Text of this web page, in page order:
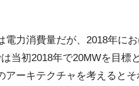
力消費量だが、2018年に
当初2018年で20MWを目標
アーキテクチャを考えると